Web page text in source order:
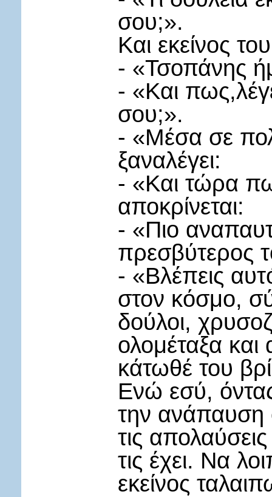
σου;».
Και εκείνος
- «Τσοπάνης
- «Και
σου;».
- «Μέσα σε
ξαναλέγει:
- «Και τώρα
αποκρίνεται:
- «Πιο
πρεσβύτερος
- «Βλέπεις
στον κόσμο,
δούλοι,
ολομέταξα
κάτωθέ του
Ενώ εσύ,
την ανάπαυση
τις
τις έχει. Να
εκείνος